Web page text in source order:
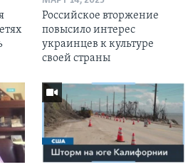
Российское вторжение
повысило интерес
украинцев к культуре
своей страны